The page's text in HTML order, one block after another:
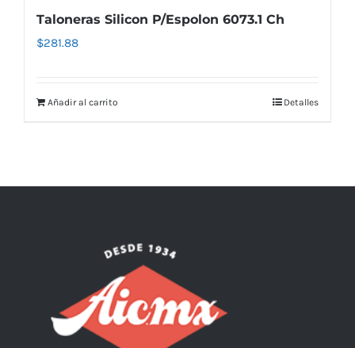
Taloneras Silicon P/Espolon 6073.1 Ch
$281.88
Añadir al carrito Detalles